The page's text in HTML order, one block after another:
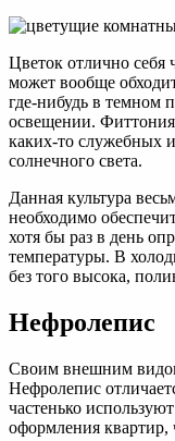
Цветок отлично себя
может вообще
где-нибудь в темном
освещении.
каких-то служебных
солнечного света.
Данная культура
необходимо
хотя бы раз в день
температуры. В
без того высока,
Нефролепис
Своим внешним
Нефролепис
частенько
оформления